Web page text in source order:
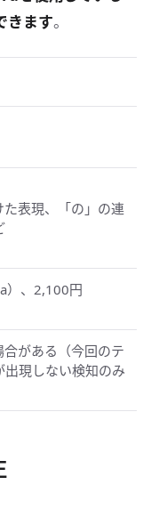
きます。
表現、「の」の連
）、2,100円
がある（今回のテ
現しない検知のみ